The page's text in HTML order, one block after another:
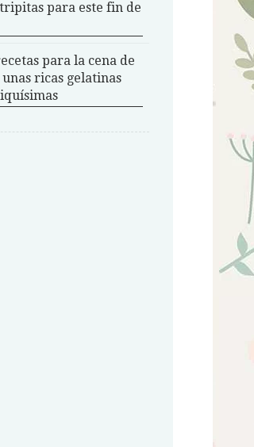
para este fin de
para la cena de
ricas gelatinas